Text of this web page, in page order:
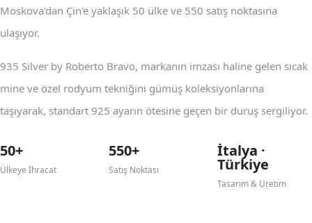
Moskova'dan Çin'e yaklaşık 50 ülke ve 550 satış noktasına
ulaşıyor.
935 Silver by Roberto Bravo, markanın imzası haline gelen sıcak
mine ve özel rodyum tekniğini gümüş koleksiyonlarına
taşıyarak, standart 925 ayarın ötesine geçen bir duruş sergiliyor.
50+
Ülkeye İhracat
550+
Satış Noktası
İtalya ·
Türkiye
Tasarım & Üretim